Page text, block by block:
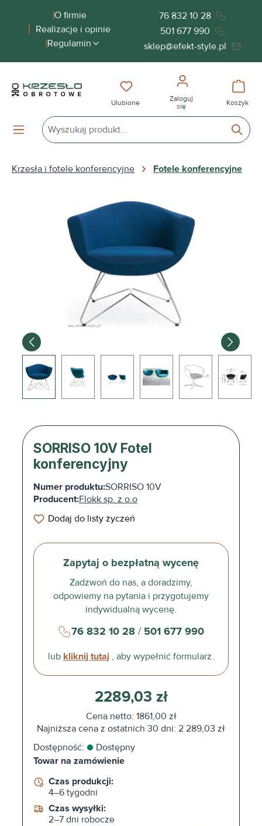
zawartościO firmie
Realizacje i opinie
Regulamin
76 832 10 28
501 677 990
sklep@efekt-style.pl
Masz 0 przedmioty na liście
Ulubione
Zaloguj
się
Koszyk
Krzesła i fotele konferencyjne Fotele konferencyjne
Pomiń galerię zdjęć
SORRISO 10V Fotel
konferencyjny
Numer produktu:SORRISO 10V
Producent:Flokk sp. z o.o
Dodaj do listy życzeń
Zapytaj o bezpłatną wycenę
Zadzwoń do nas, a doradzimy,
odpowiemy na pytania i przygotujemy
indywidualną wycenę.
76 832 10 28/ 501 677 990
lub kliknij tutaj , aby wypełnić formularz.
2289,03 zł
Cena netto: 1861,00 zł
Najniższa cena z ostatnich 30 dni: 2 289,03 zł
Dostępność:
Dostępny
Towar na zamówienie
Czas produkcji:
4–6 tygodni
Czas wysyłki:
2–7 dni robocze